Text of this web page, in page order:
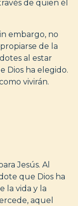
de quien él
embargo, no
de la
al estar
Dios ha elegido.
vivirán.
Jesús. Al
que Dios ha
la vida y la
aquel